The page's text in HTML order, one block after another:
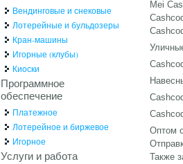
Mei
Оптом
Также
Вендинговые и снековые
Лотерейные и бульдозеры
Кран-машины
Игорные (клубы)
Киоски
Программное
обеспечение
Платежное
Лотерейное и биржевое
Игорное
Услуги и работа